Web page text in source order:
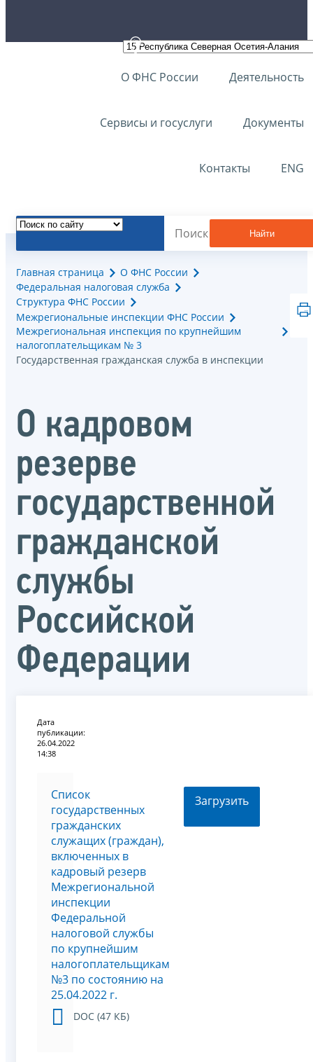
О ФНС России Деятельность
Сервисы и госуслуги Документы
Контакты ENG
Найти
Главная страница
О ФНС России
Федеральная налоговая служба
Структура ФНС России
Межрегиональные инспекции ФНС России
Межрегиональная инспекция по крупнейшим
налогоплательщикам № 3
Государственная гражданская служба в инспекции
О кадровом
резерве
государственной
гражданской
службы
Российской
Федерации
Дата
публикации:
26.04.2022
14:38
Список
государственных
гражданских
служащих (граждан),
включенных в
кадровый резерв
Межрегиональной
инспекции
Федеральной
налоговой службы
по крупнейшим
налогоплательщикам
№3 по состоянию на
25.04.2022 г.
DOC (47 КБ)
Загрузить